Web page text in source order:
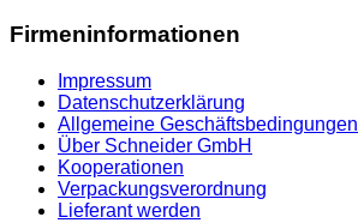
Firmeninformationen
Impressum
Datenschutzerklärung
Allgemeine Geschäftsbedingungen
Über Schneider GmbH
Kooperationen
Verpackungsverordnung
Lieferant werden